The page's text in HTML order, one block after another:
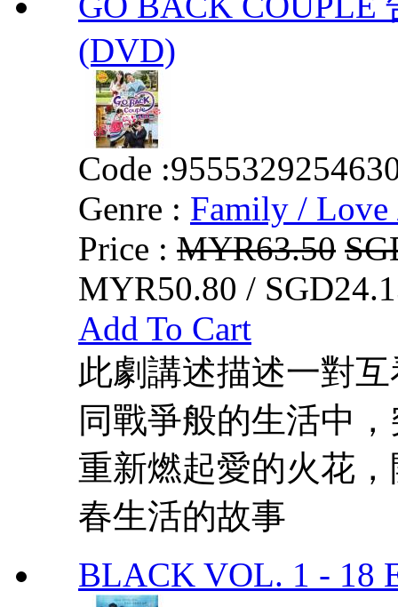
(DVD)
Code :
Genre : Family / Love
Price : MYR63.50
MYR50.80 /
Add To Cart
此劇講述描述一對
同戰爭般的生活中
重新燃起愛的火花
春生活的故事
BLACK VOL. 1 - 18